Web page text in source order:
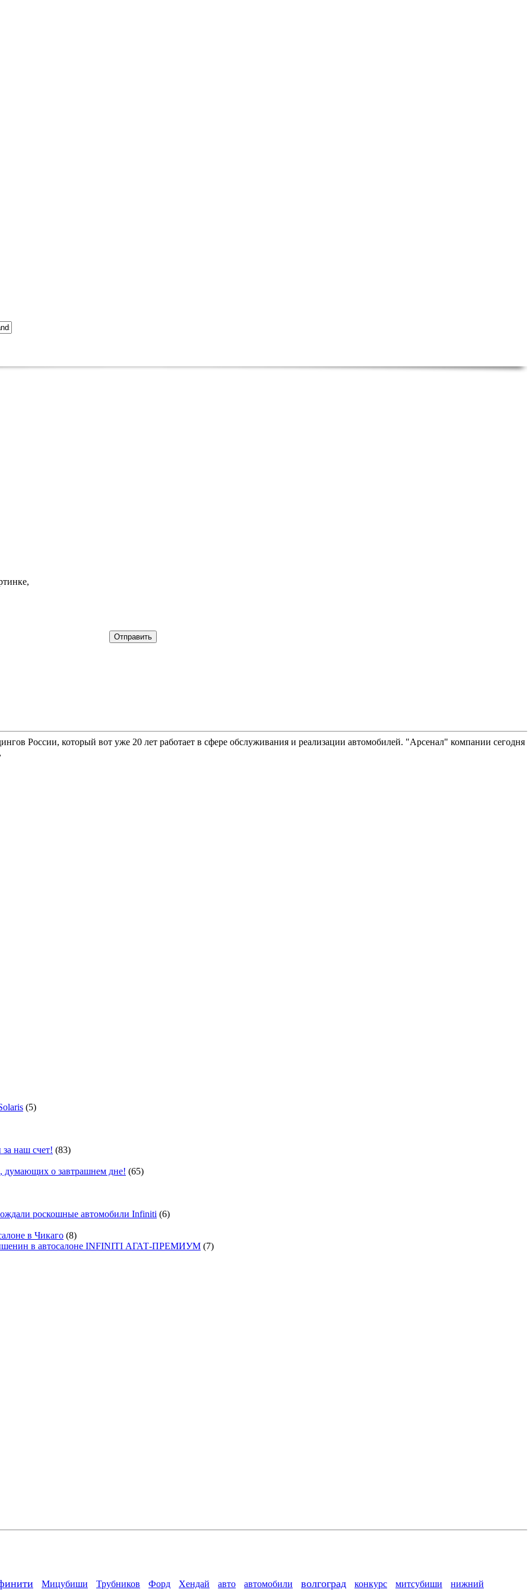
России, который вот уже 20 лет работает в сфере обслуживания и реализации автомобилей. "Арсенал" компании сегодня
(5)
наш счет! (83)
думающих о завтрашнем дне! (65)
роскошные автомобили Infiniti (6)
в Чикаго (8)
в автосалоне INFINITI АГАТ-ПРЕМИУМ (7)
Мицубиши Трубников Форд Хендай авто автомобили волгоград конкурс митсубиши
нижний